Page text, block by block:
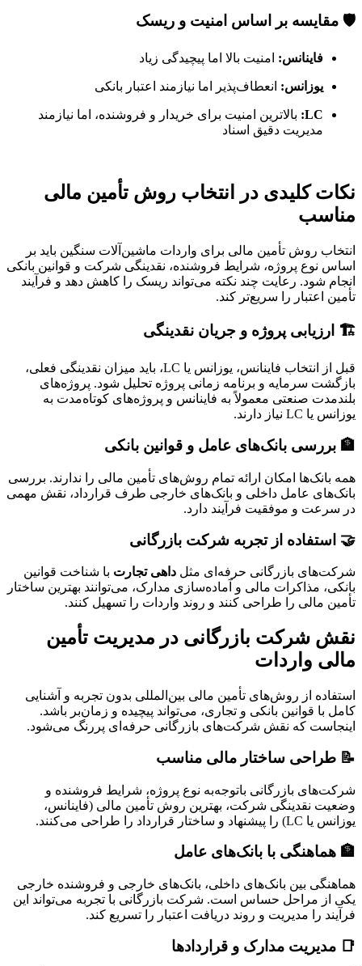
🛡️ مقایسه بر اساس امنیت و ریسک
فاینانس: امنیت بالا اما پیچیدگی زیاد
یوزانس: انعطاف‌پذیر اما نیازمند اعتبار بانکی
LC: بالاترین امنیت برای خریدار و فروشنده، اما نیازمند
مدیریت دقیق اسناد
نکات کلیدی در انتخاب روش تأمین مالی
مناسب
انتخاب روش تأمین مالی برای واردات ماشین‌آلات سنگین باید بر
اساس نوع پروژه، شرایط فروشنده، نقدینگی شرکت و قوانین بانکی
انجام شود. رعایت چند نکته می‌تواند ریسک را کاهش دهد و فرآیند
تأمین اعتبار را سریع‌تر کند.
🏗️ ارزیابی پروژه و جریان نقدینگی
قبل از انتخاب فاینانس، یوزانس یا LC، باید میزان نقدینگی فعلی،
بازگشت سرمایه و برنامه زمانی پروژه تحلیل شود. پروژه‌های
بلندمدت صنعتی معمولاً به فاینانس و پروژه‌های کوتاه‌مدت به
یوزانس یا LC نیاز دارند.
🏦 بررسی بانک‌های عامل و قوانین بانکی
همه بانک‌ها امکان ارائه تمام روش‌های تأمین مالی را ندارند. بررسی
بانک‌های عامل داخلی و بانک‌های خارجی طرف قرارداد، نقش مهمی
در سرعت و موفقیت فرآیند دارد.
🤝 استفاده از تجربه شرکت بازرگانی
شرکت‌های بازرگانی حرفه‌ای مثل داهی تجارت با شناخت قوانین
بانکی، مذاکرات مالی و آماده‌سازی مدارک، می‌توانند بهترین ساختار
تأمین مالی را طراحی کنند و روند واردات را تسهیل کنند.
نقش شرکت بازرگانی در مدیریت تأمین
مالی واردات
استفاده از روش‌های تأمین مالی بین‌المللی بدون تجربه و آشنایی
کامل با قوانین بانکی و تجاری، می‌تواند پیچیده و زمان‌بر باشد.
اینجاست که نقش شرکت‌های بازرگانی حرفه‌ای پررنگ می‌شود.
📝 طراحی ساختار مالی مناسب
شرکت‌های بازرگانی باتوجه‌به نوع پروژه، شرایط فروشنده و
وضعیت نقدینگی شرکت، بهترین روش تأمین مالی (فاینانس،
یوزانس یا LC) را پیشنهاد و ساختار قرارداد را طراحی می‌کنند.
🏦 هماهنگی با بانک‌های عامل
هماهنگی بین بانک‌های داخلی، بانک‌های خارجی و فروشنده خارجی
یکی از مراحل حساس است. شرکت بازرگانی با تجربه می‌تواند این
فرآیند را مدیریت و روند دریافت اعتبار را تسریع کند.
📑 مدیریت مدارک و قراردادها